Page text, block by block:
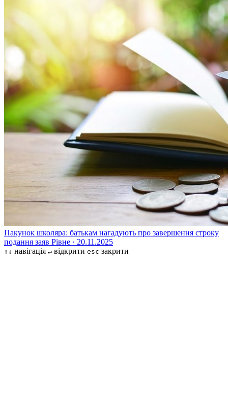
Пакунок школяра: батькам нагадують про завершення строку
подання заяв Рівне · 20.11.2025
↑↓ навігація ↵ відкрити esc закрити